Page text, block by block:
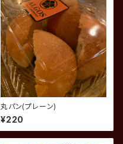
丸パン(プレーン)
¥220